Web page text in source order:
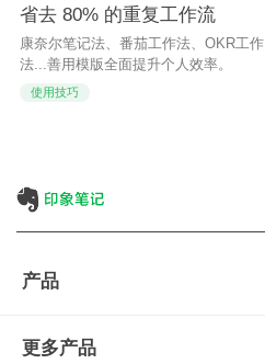
省去 80% 的重复工作流
康奈尔笔记法、番茄工作法、OKR工作
法...善用模版全面提升个人效率。
使用技巧
产品
会员权益
更多产品